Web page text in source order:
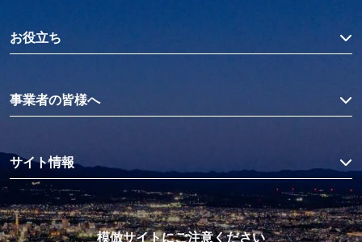
お役立ち
事業者の皆様へ
サイト情報
模倣サイトにご注意ください